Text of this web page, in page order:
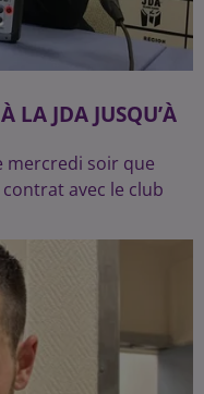
LA JDA JUSQU’À
mercredi soir que
avec le club